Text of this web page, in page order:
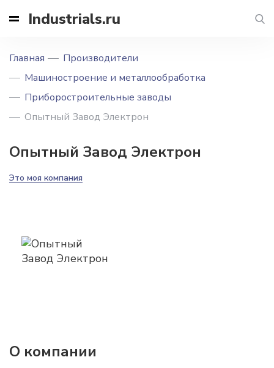
Industrials.ru
Главная
Производители
Машиностроение и металлообработка
Приборостроительные заводы
Опытный Завод Электрон
Опытный Завод Электрон
Это моя компания
О компании